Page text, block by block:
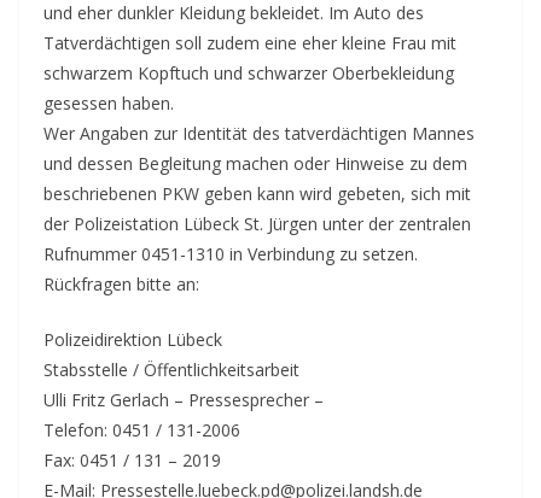
und eher dunkler Kleidung bekleidet. Im Auto des
Tatverdächtigen soll zudem eine eher kleine Frau mit
schwarzem Kopftuch und schwarzer Oberbekleidung
gesessen haben.
Wer Angaben zur Identität des tatverdächtigen Mannes
und dessen Begleitung machen oder Hinweise zu dem
beschriebenen PKW geben kann wird gebeten, sich mit
der Polizeistation Lübeck St. Jürgen unter der zentralen
Rufnummer 0451-1310 in Verbindung zu setzen.
Rückfragen bitte an:
Polizeidirektion Lübeck
Stabsstelle / Öffentlichkeitsarbeit
Ulli Fritz Gerlach – Pressesprecher –
Telefon: 0451 / 131-2006
Fax: 0451 / 131 – 2019
E-Mail: Pressestelle.luebeck.pd@polizei.landsh.de